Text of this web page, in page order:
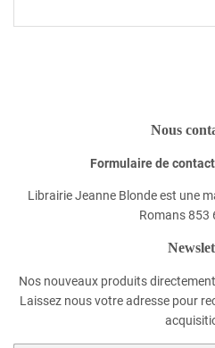
Nous
Formulaire de
Librairie Jeanne Blonde est une
Romans 853
Nos nouveaux produits
Laissez nous votre adresse pour